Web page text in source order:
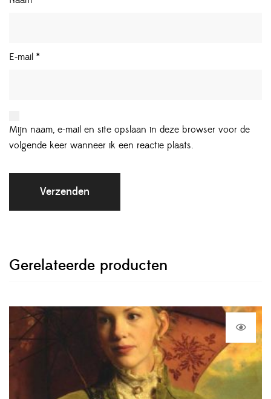
E-mail *
Mijn naam, e-mail en site opslaan in deze browser voor de
volgende keer wanneer ik een reactie plaats.
Gerelateerde producten